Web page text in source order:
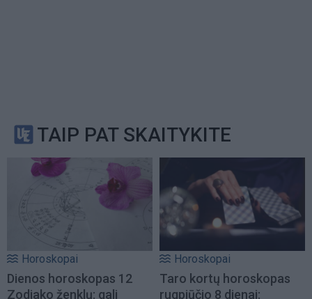
TAIP PAT SKAITYKITE
Horoskopai
Dienos horoskopas 12
Zodiako ženklų: gali
Horoskopai
Taro kortų horoskopas
rugpjūčio 8 dienai: